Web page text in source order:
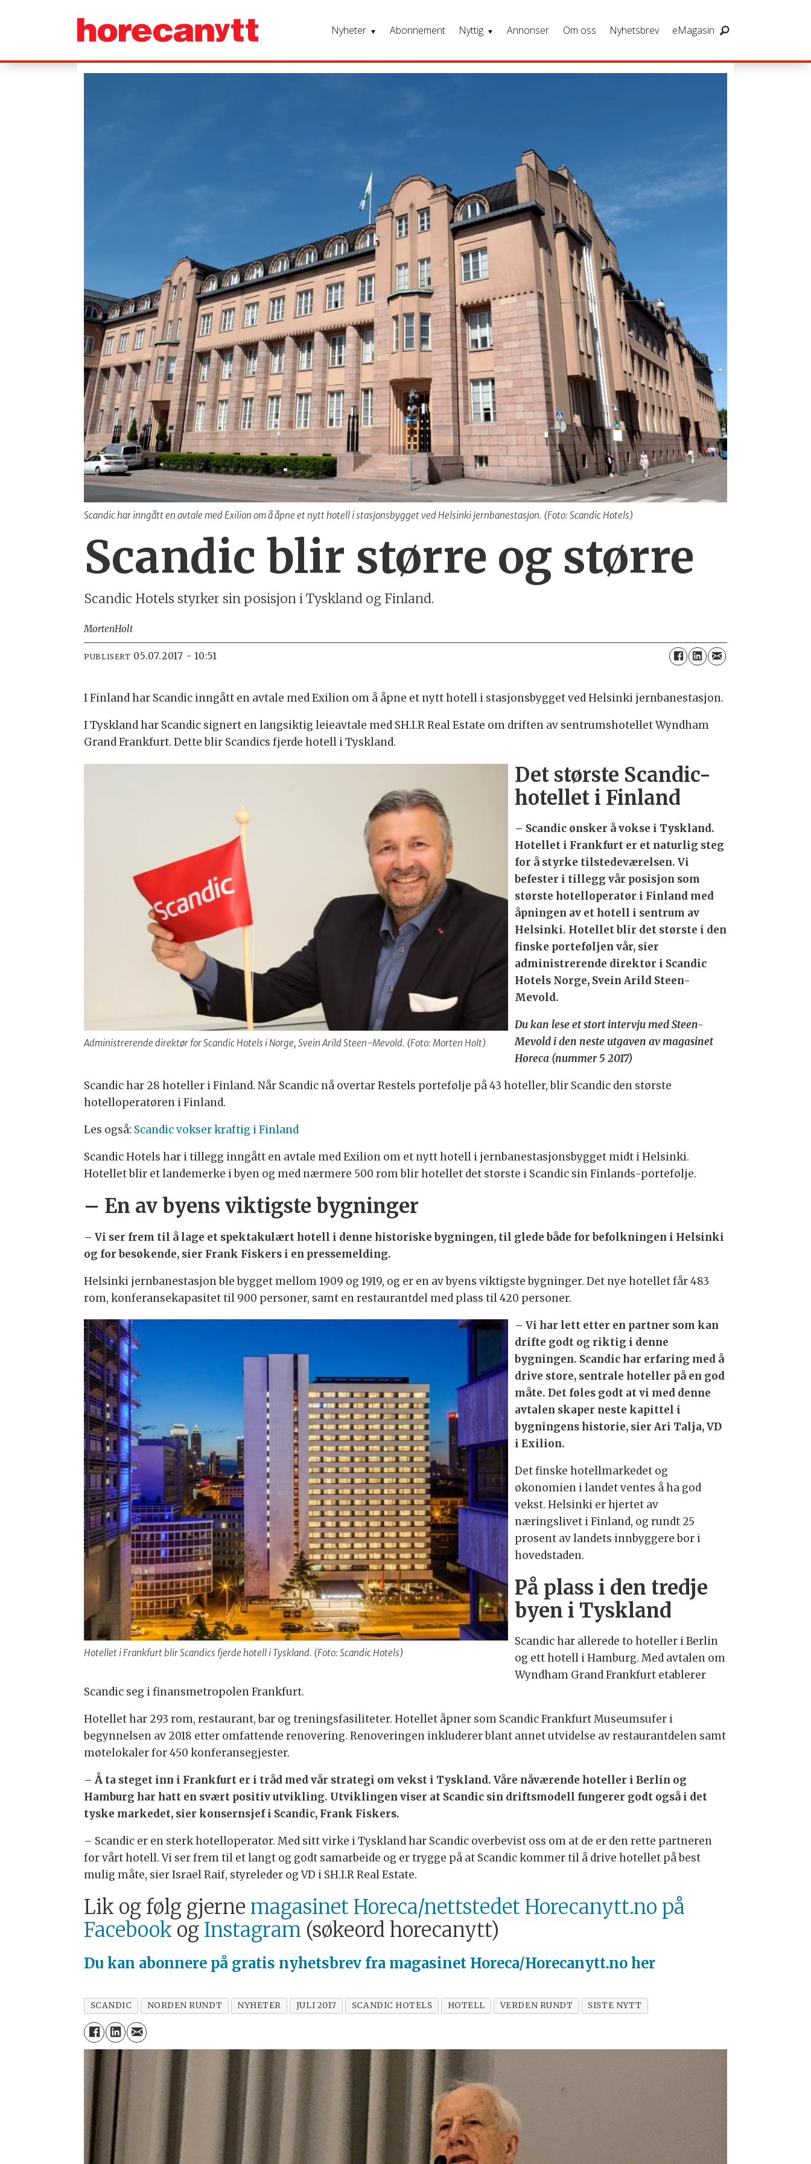
Nyheter Abonnement Nyttig Annonser Om oss Nyhetsbrev eMagasin
Scandic har inngått en avtale med Exilion om å åpne et nytt hotell i stasjonsbygget ved Helsinki jernbanestasjon. (Foto: Scandic Hotels)
Scandic blir større og større
Scandic Hotels styrker sin posisjon i Tyskland og Finland.
MortenHolt
PUBLISERT 05.07.2017 - 10:51
I Finland har Scandic inngått en avtale med Exilion om å åpne et nytt hotell i stasjonsbygget ved Helsinki jernbanestasjon.
I Tyskland har Scandic signert en langsiktig leieavtale med SH.I.R Real Estate om driften av sentrumshotellet Wyndham
Grand Frankfurt. Dette blir Scandics fjerde hotell i Tyskland.
Administrerende direktør for Scandic Hotels i Norge, Svein Arild Steen-Mevold. (Foto: Morten Holt)
Det største Scandic-
hotellet i Finland
– Scandic ønsker å vokse i Tyskland.
Hotellet i Frankfurt er et naturlig steg
for å styrke tilstedeværelsen. Vi
befester i tillegg vår posisjon som
største hotelloperatør i Finland med
åpningen av et hotell i sentrum av
Helsinki. Hotellet blir det største i den
finske porteføljen vår, sier
administrerende direktør i Scandic
Hotels Norge, Svein Arild Steen-
Mevold.
Du kan lese et stort intervju med Steen-
Mevold i den neste utgaven av magasinet
Horeca (nummer 5 2017)
Scandic har 28 hoteller i Finland. Når Scandic nå overtar Restels portefølje på 43 hoteller, blir Scandic den største
hotelloperatøren i Finland.
Les også: Scandic vokser kraftig i Finland
Scandic Hotels har i tillegg inngått en avtale med Exilion om et nytt hotell i jernbanestasjonsbygget midt i Helsinki.
Hotellet blir et landemerke i byen og med nærmere 500 rom blir hotellet det største i Scandic sin Finlands-portefølje.
– En av byens viktigste bygninger
– Vi ser frem til å lage et spektakulært hotell i denne historiske bygningen, til glede både for befolkningen i Helsinki
og for besøkende, sier Frank Fiskers i en pressemelding.
Helsinki jernbanestasjon ble bygget mellom 1909 og 1919, og er en av byens viktigste bygninger. Det nye hotellet får 483
rom, konferansekapasitet til 900 personer, samt en restaurantdel med plass til 420 personer.
Hotellet i Frankfurt blir Scandics fjerde hotell i Tyskland. (Foto: Scandic Hotels)
– Vi har lett etter en partner som kan
drifte godt og riktig i denne
bygningen. Scandic har erfaring med å
drive store, sentrale hoteller på en god
måte. Det føles godt at vi med denne
avtalen skaper neste kapittel i
bygningens historie, sier Ari Talja, VD
i Exilion.
Det finske hotellmarkedet og
økonomien i landet ventes å ha god
vekst. Helsinki er hjertet av
næringslivet i Finland, og rundt 25
prosent av landets innbyggere bor i
hovedstaden.
På plass i den tredje
byen i Tyskland
Scandic har allerede to hoteller i Berlin
og ett hotell i Hamburg. Med avtalen om
Wyndham Grand Frankfurt etablerer
Scandic seg i finansmetropolen Frankfurt.
Hotellet har 293 rom, restaurant, bar og treningsfasiliteter. Hotellet åpner som Scandic Frankfurt Museumsufer i
begynnelsen av 2018 etter omfattende renovering. Renoveringen inkluderer blant annet utvidelse av restaurantdelen samt
møtelokaler for 450 konferansegjester.
– Å ta steget inn i Frankfurt er i tråd med vår strategi om vekst i Tyskland. Våre nåværende hoteller i Berlin og
Hamburg har hatt en svært positiv utvikling. Utviklingen viser at Scandic sin driftsmodell fungerer godt også i det
tyske markedet, sier konsernsjef i Scandic, Frank Fiskers.
– Scandic er en sterk hotelloperatør. Med sitt virke i Tyskland har Scandic overbevist oss om at de er den rette partneren
for vårt hotell. Vi ser frem til et langt og godt samarbeide og er trygge på at Scandic kommer til å drive hotellet på best
mulig måte, sier Israel Raif, styreleder og VD i SH.I.R Real Estate.
Lik og følg gjerne magasinet Horeca/nettstedet Horecanytt.no på
Facebook og Instagram (søkeord horecanytt)
Du kan abonnere på gratis nyhetsbrev fra magasinet Horeca/Horecanytt.no her
SCANDIC NORDEN RUNDT NYHETER JULI 2017 SCANDIC HOTELS HOTELL VERDEN RUNDT SISTE NYTT